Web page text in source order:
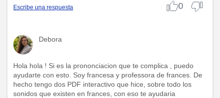
Escribe una respuesta 0
Debora
Hola hola ! Si es la prononciacion que te complica , puedo
ayudarte con esto. Soy francesa y professora de frances. De
hecho tengo dos PDF interactivo que hice, sobre todo los
sonidos que existen en frances, con eso te ayudaria